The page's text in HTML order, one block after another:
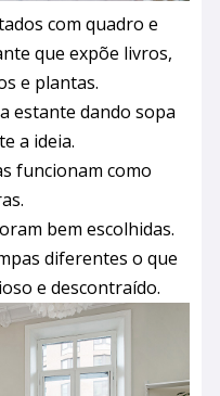
com quadro e
que expõe livros,
e plantas.
estante dando sopa
a ideia.
funcionam como
bem escolhidas.
diferentes o que
e descontraído.